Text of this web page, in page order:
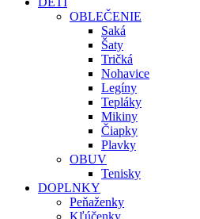
OBLEČENIE
Saká
Šaty
Tričká
Nohavice
Legíny
Tepláky
Mikiny
Čiapky
Plavky
OBUV
Tenisky
DOPLNKY
Peňaženky
Kľúčenky